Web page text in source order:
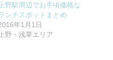
上野駅周辺でお手頃価格な
ンチスポットまとめ
年1月1日
上野・浅草エリア